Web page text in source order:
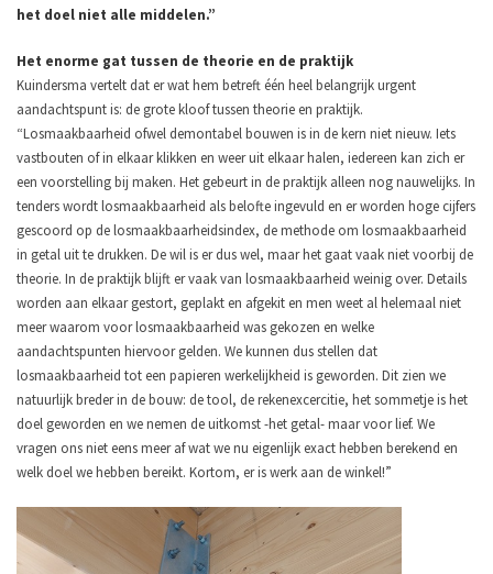
het doel niet alle middelen.”
Het enorme gat tussen de theorie en de praktijk
Kuindersma vertelt dat er wat hem betreft één heel belangrijk urgent
aandachtspunt is: de grote kloof tussen theorie en praktijk.
“Losmaakbaarheid ofwel demontabel bouwen is in de kern niet nieuw. Iets
vastbouten of in elkaar klikken en weer uit elkaar halen, iedereen kan zich er
een voorstelling bij maken. Het gebeurt in de praktijk alleen nog nauwelijks. In
tenders wordt losmaakbaarheid als belofte ingevuld en er worden hoge cijfers
gescoord op de losmaakbaarheidsindex, de methode om losmaakbaarheid
in getal uit te drukken. De wil is er dus wel, maar het gaat vaak niet voorbij de
theorie. In de praktijk blijft er vaak van losmaakbaarheid weinig over. Details
worden aan elkaar gestort, geplakt en afgekit en men weet al helemaal niet
meer waarom voor losmaakbaarheid was gekozen en welke
aandachtspunten hiervoor gelden. We kunnen dus stellen dat
losmaakbaarheid tot een papieren werkelijkheid is geworden. Dit zien we
natuurlijk breder in de bouw: de tool, de rekenexcercitie, het sommetje is het
doel geworden en we nemen de uitkomst -het getal- maar voor lief. We
vragen ons niet eens meer af wat we nu eigenlijk exact hebben berekend en
welk doel we hebben bereikt. Kortom, er is werk aan de winkel!”